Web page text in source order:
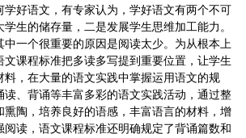
学好语文，有专家认为，学好语文有两个不可
生的储存量，二是发展学生思维加工能力。
一个很重要的原因是阅读太少。为从根本上
课程标准把多读多写提到重要位置，让学生
料，在大量的语文实践中掌握运用语文的规
读、背诵等丰富多彩的语文实践活动，通过整
熏陶，培养良好的语感，丰富语言的材料，增
阅读，语文课程标准还明确规定了背诵篇数和